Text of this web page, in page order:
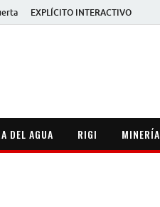
EXPLÍCITO INTERACTIVO
DEL AGUA RIGI MINERÍA